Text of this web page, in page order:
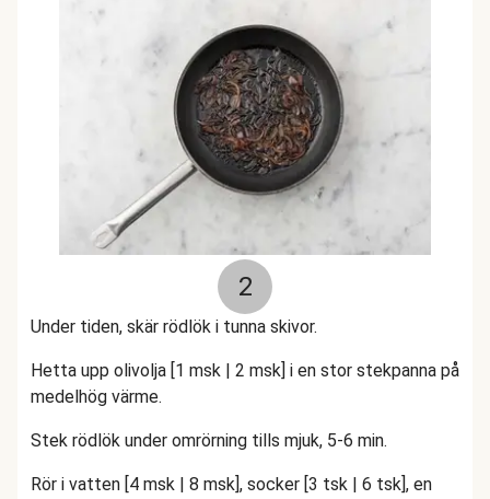
2
Under tiden, skär rödlök i tunna skivor.
Hetta upp olivolja [1 msk | 2 msk] i en stor stekpanna på
medelhög värme.
Stek rödlök under omrörning tills mjuk, 5-6 min.
Rör i vatten [4 msk | 8 msk], socker [3 tsk | 6 tsk], en